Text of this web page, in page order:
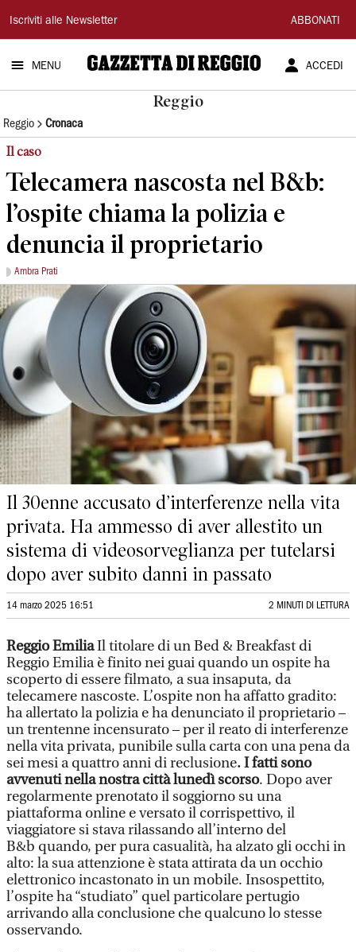
Gazzetta
di
Reggio
Iscriviti alle Newsletter ABBONATI
MENU ACCEDI
Reggio
Reggio Cronaca
Il caso
Telecamera nascosta nel B&b:
l’ospite chiama la polizia e
denuncia il proprietario
Ambra Prati
Il 30enne accusato d’interferenze nella vita
privata. Ha ammesso di aver allestito un
sistema di videosorveglianza per tutelarsi
dopo aver subito danni in passato
14 marzo 2025 16:51 2 MINUTI DI LETTURA
Reggio EmiliaIl titolare di un Bed & Breakfast di
Reggio Emilia è finito nei guai quando un ospite ha
scoperto di essere filmato, a sua insaputa, da
telecamere nascoste. L’ospite non ha affatto gradito:
ha allertato la polizia e ha denunciato il proprietario –
un trentenne incensurato – per il reato di interferenze
nella vita privata, punibile sulla carta con una pena da
sei mesi a quattro anni di reclusione. I fatti sono
avvenuti nella nostra città lunedì scorso. Dopo aver
regolarmente prenotato il soggiorno su una
piattaforma online e versato il corrispettivo, il
viaggiatore si stava rilassando all’interno del
B&b quando, per pura casualità, ha alzato gli occhi in
alto: la sua attenzione è stata attirata da un occhio
elettronico incastonato in un mobile. Insospettito,
l’ospite ha “studiato” quel particolare pertugio
arrivando alla conclusione che qualcuno lo stesse
osservando.